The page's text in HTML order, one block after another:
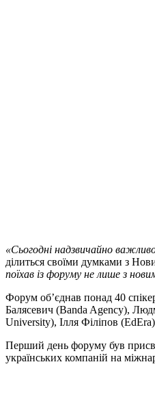
«Сьогодні надзвичайно
ділиться своїми думками з
поїхав із форуму не лише з
Форум об’єднав понад 40
Балясевич (Banda Agency),
University), Ілля Філіпов
Перший день форуму був
українських компаній на